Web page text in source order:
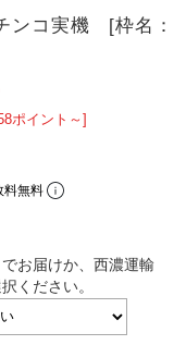
ンコ実機 [枠名：
ポイント～]
料無料
お届けか、西濃運輸
ください。